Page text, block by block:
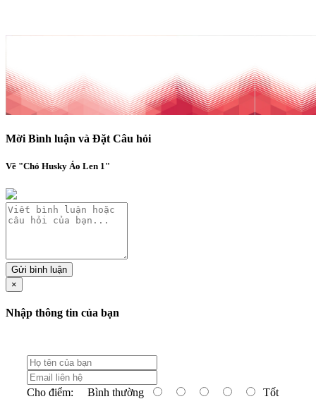
Mời Bình luận và Đặt Câu hỏi
Về "Chó Husky Áo Len 1"
Gửi bình luận
×
Nhập thông tin của bạn
Cho điểm: Bình thường Tốt